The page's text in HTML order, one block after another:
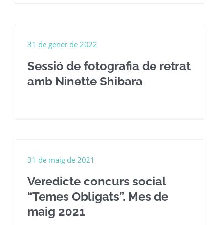
Sessió de fotografia de retrat
amb Ninette Shibara
31 de gener de 2022
Veredicte concurs social
“Temes Obligats”. Mes de
maig 2021
31 de maig de 2021